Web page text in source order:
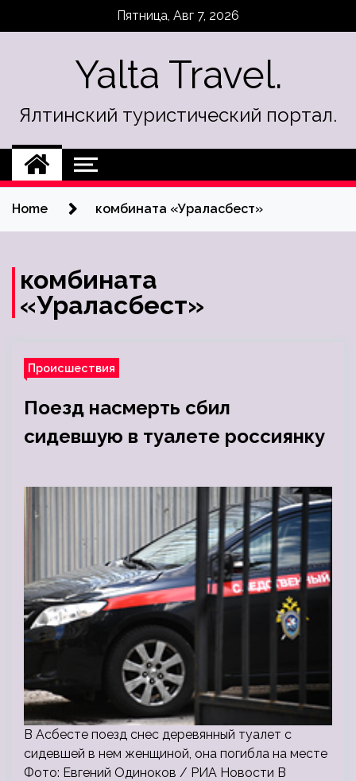
Пятница, Авг 7, 2026
Yalta Travel.
Ялтинский туристический портал.
Home комбината «Ураласбест»
комбината
«Ураласбест»
Происшествия
Поезд насмерть сбил
сидевшую в туалете россиянку
В Асбесте поезд снес деревянный туалет с
сидевшей в нем женщиной, она погибла на месте
Фото: Евгений Одиноков / РИА Новости В